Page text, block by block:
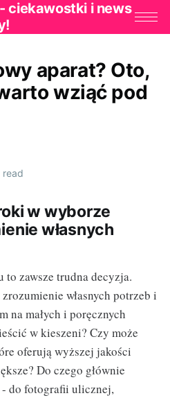
ciekawostki i news
aparat? Oto,
wziąć pod
read
w wyborze
własnych
to zawsze trudna decyzja.
własnych potrzeb i
na małych i poręcznych
w kieszeni? Czy może
oferują wyższej jakości
Do czego głównie
- do fotografii ulicznej,